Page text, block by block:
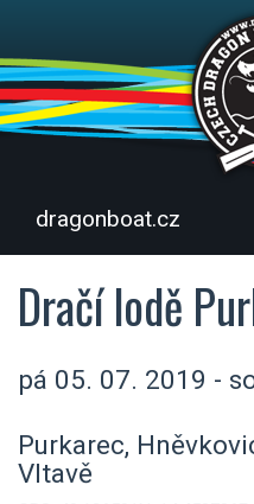
dragonboat.cz
Dračí lodě
pá 05. 07. 2019 -
Purkarec,
Vltavě